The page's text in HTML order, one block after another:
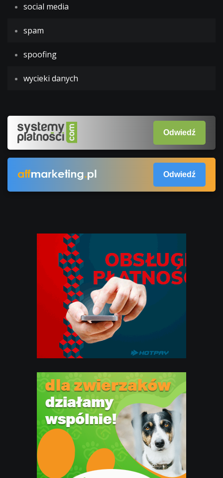
social media
spam
spoofing
wycieki danych
Odwiedź
Odwiedź